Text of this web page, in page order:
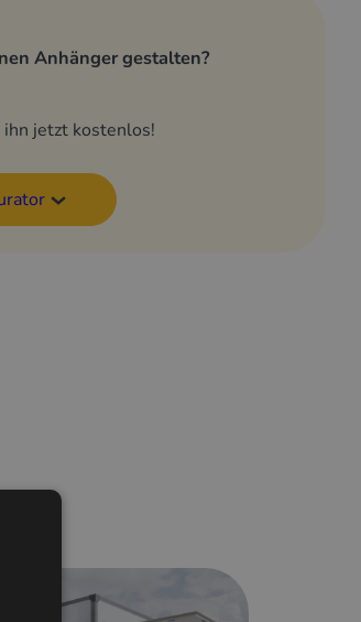
Anhänger gestalten?
jetzt kostenlos!